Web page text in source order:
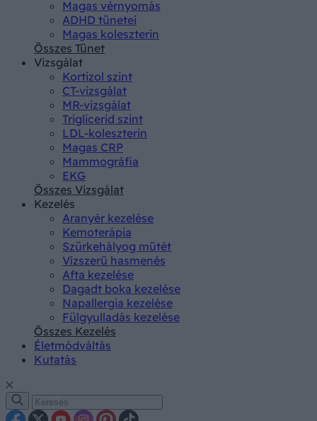
Magas vérnyomás
ADHD tünetei
Magas koleszterin
Összes Tünet
Vizsgálat
Kortizol szint
CT-vizsgálat
MR-vizsgálat
Triglicerid szint
LDL-koleszterin
Magas CRP
Mammográfia
EKG
Összes Vizsgálat
Kezelés
Aranyér kezelése
Kemoterápia
Szürkehályog műtét
Vízszerű hasmenés
Afta kezelése
Dagadt boka kezelése
Napallergia kezelése
Fülgyulladás kezelése
Összes Kezelés
Életmódváltás
Kutatás